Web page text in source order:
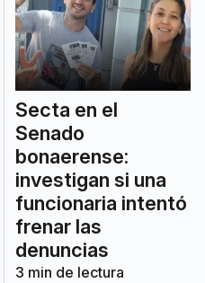
Secta en el
Senado
bonaerense:
investigan si una
funcionaria intentó
frenar las
denuncias
3 min de lectura